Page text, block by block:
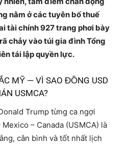
nằm ở các tuyên bố thuế
tài chính 927 trang phơi bày
chảy vào túi gia đình Tổng
tái lập quyền lực.
MỸ — VÌ SAO ĐỒNG USD
USMCA?
Trump từng ca ngợi
– Canada (USMCA) là
cân bình và tốt nhất lịch